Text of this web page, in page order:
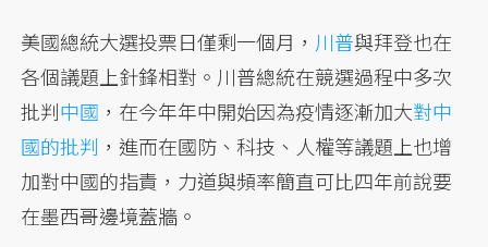
美國總統大選投票日僅剩一個月， 川普與拜登也在
各個議題上針鋒相對。川普總統在競選過程中多次
批判中國 ，在今年年中開始因為疫情逐漸加大對中
國的批判 ，進而在國防、科技、人權等議題上也增
加對中國的指責，力道與頻率簡直可比四年前說要
在墨西哥邊境蓋牆。